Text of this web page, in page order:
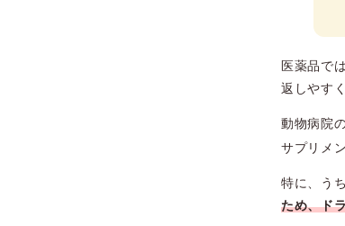
医薬品で
返しやす
動物病院
サプリメ
特に、う
ため、ド